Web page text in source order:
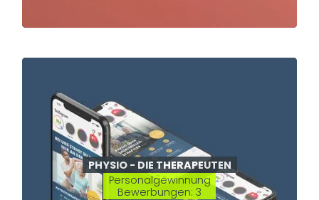
neue Mitarbeiter
Wir erreichen genau die Menschen, die zu Ihrer
Stelle passen– ob im Handwerk, in der Dienstleistung
oder in einer ganz anderen Branche. Wir finden die
passenden Mitarbeiter für Ihre Position.
PHYSIO - DIE THERAPEUTEN
Personalgewinnung
Bewerbungen: 3